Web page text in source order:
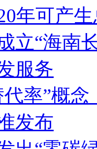
年可产
立“海南
服务
率”概
发布